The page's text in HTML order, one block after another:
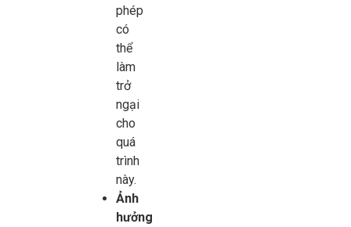
phép
có
thể
làm
trở
ngại
cho
quá
trình
này.
Ảnh
hưởng